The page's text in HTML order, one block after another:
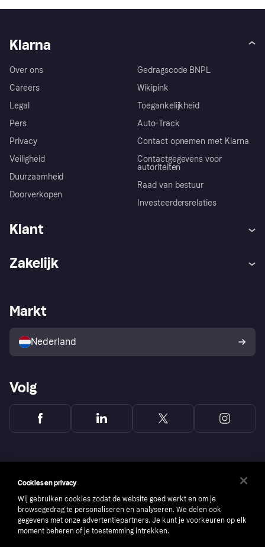
Klarna
Over ons
Careers
Legal
Pers
Privacy
Veiligheid
Duurzaamheid
Doorverkopen
Gedragscode BNPL
Wikipink
Toegankelijkheid
Auto-Track
Contact opnemen met Klarna
Contactgegevens voor
autoriteiten
Raad van bestuur
Investeerdersrelaties
Klant
Winkeloverzicht
Kopersbescherming voor
consumenten
Zakelijk
Zakelijke login
Markt
Nederland
Volg
Cookies en privacy
Wij gebruiken cookies zodat de website goed werkt en om je
browsegedrag te personaliseren en analyseren. We delen ook
gegevens met onze advertentiepartners. Je kunt je voorkeuren op elk
moment beheren of je toestemming intrekken.